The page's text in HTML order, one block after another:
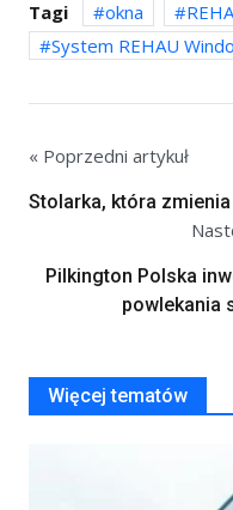
Tagi okna
System REHAU
« Poprzedni artykuł
Stolarka, która
Pilkington Polska
powlekania
Więcej tematów